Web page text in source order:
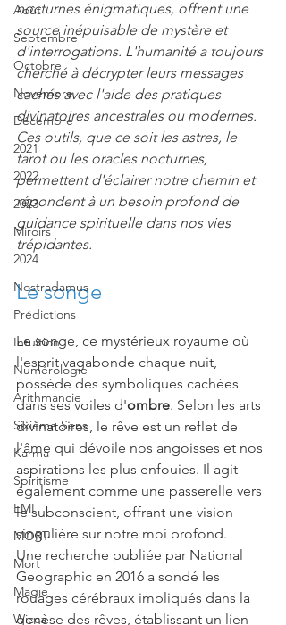
Août
Septembre
Octobre
Novembre
Décembre
2021
2022
2023
Miroirs
2024
Nostradamus
Prédictions
Intuition
Numérologie
Arithmancie
Sixième Sens
Karma
Spiritisme
EMI
MORT
Mort
Magie
Wicca
nocturnes énigmatiques, offrent une
source inépuisable de mystère et
d'interrogations. L'humanité a toujours
cherché à décrypter leurs messages
cachés avec l'aide des pratiques
divinatoires ancestrales ou modernes.
Ces outils, que ce soit les astres, le
tarot ou les oracles nocturnes,
permettent d'éclairer notre chemin et
répondent à un besoin profond de
guidance spirituelle dans nos vies
trépidantes.
Le songe
Le songe, ce mystérieux royaume où
l'esprit vagabonde chaque nuit,
possède des symboliques cachées
dans ses voiles d'ombre. Selon les arts
divinatoires, le rêve est un reflet de
l'âme qui dévoile nos angoisses et nos
aspirations les plus enfouies. Il agit
également comme une passerelle vers
le subconscient, offrant une vision
singulière sur notre moi profond.
Une recherche publiée par National
Geographic en 2016 a sondé les
rouages cérébraux impliqués dans la
genèse des rêves, établissant un lien